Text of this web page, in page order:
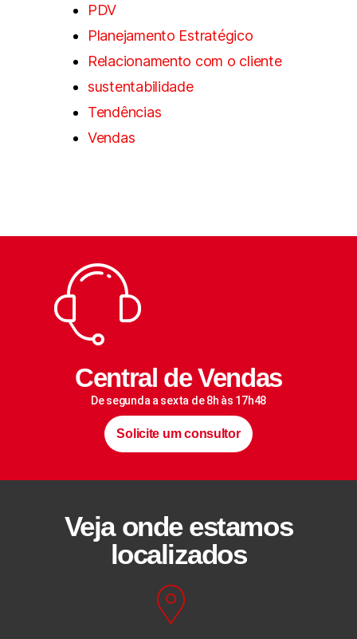
PDV
Planejamento Estratégico
Relacionamento com o cliente
sustentabilidade
Tendências
Vendas
Central de Vendas
De segunda a sexta de 8h às 17h48
Solicite um consultor
Veja onde estamos
localizados